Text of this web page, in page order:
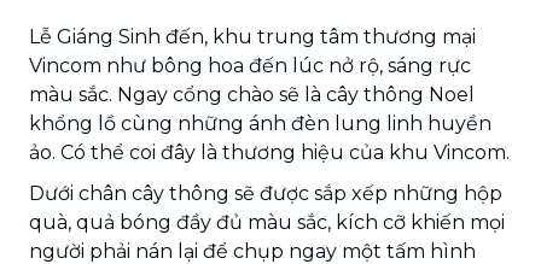
Lễ Giáng Sinh đến, khu trung tâm thương mại
Vincom như bông hoa đến lúc nở rộ, sáng rực
màu sắc. Ngay cổng chào sẽ là cây thông Noel
khổng lồ cùng những ánh đèn lung linh huyền
ảo. Có thể coi đây là thương hiệu của khu Vincom.
Dưới chân cây thông sẽ được sắp xếp những hộp
quà, quả bóng đầy đủ màu sắc, kích cỡ khiến mọi
người phải nán lại để chụp ngay một tấm hình